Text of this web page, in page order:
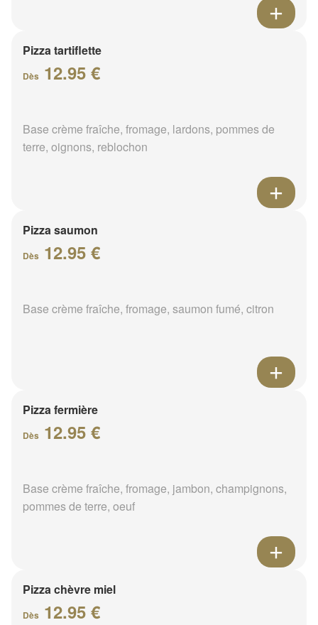
Pizza tartiflette
Dès 12.95 €
Base crème fraîche, fromage, lardons, pommes de
terre, oignons, reblochon
Pizza saumon
Dès 12.95 €
Base crème fraîche, fromage, saumon fumé, citron
Pizza fermière
Dès 12.95 €
Base crème fraîche, fromage, jambon, champignons,
pommes de terre, oeuf
Pizza chèvre miel
Dès 12.95 €